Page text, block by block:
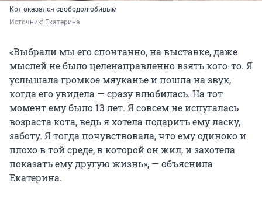
Кот оказался свободолюбивым
Источник: Екатерина
«Выбрали мы его спонтанно, на выставке, даже
мыслей не было целенаправленно взять кого-то. Я
услышала громкое мяуканье и пошла на звук,
когда его увидела — сразу влюбилась. На тот
момент ему было 13 лет. Я совсем не испугалась
возраста кота, ведь я хотела подарить ему ласку,
заботу. Я тогда почувствовала, что ему одиноко и
плохо в той среде, в которой он жил, и захотела
показать ему другую жизнь», — объяснила
Екатерина.